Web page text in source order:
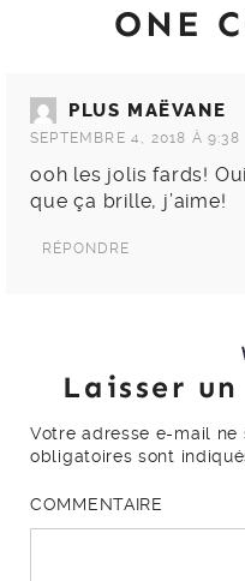
ONE
PLUS MAËVANE
SEPTEMBRE 4, 2018 À 9:38
ooh les jolis fards!
que ça brille, j’aime!
RÉPONDRE
Laisser
Votre adresse e-mail ne
obligatoires sont
COMMENTAIRE